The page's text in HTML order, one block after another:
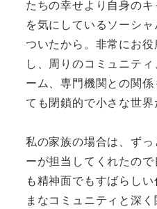
たちの幸せより自身の
を気にしているソーシ
ついたから。非常にお
し、周りのコミュニテ
ーム、専門機関との関
ても閉鎖的で小さな世界
私の家族の場合は、ず
ーが担当してくれたの
も精神面でもすばらし
まなコミュニティと深